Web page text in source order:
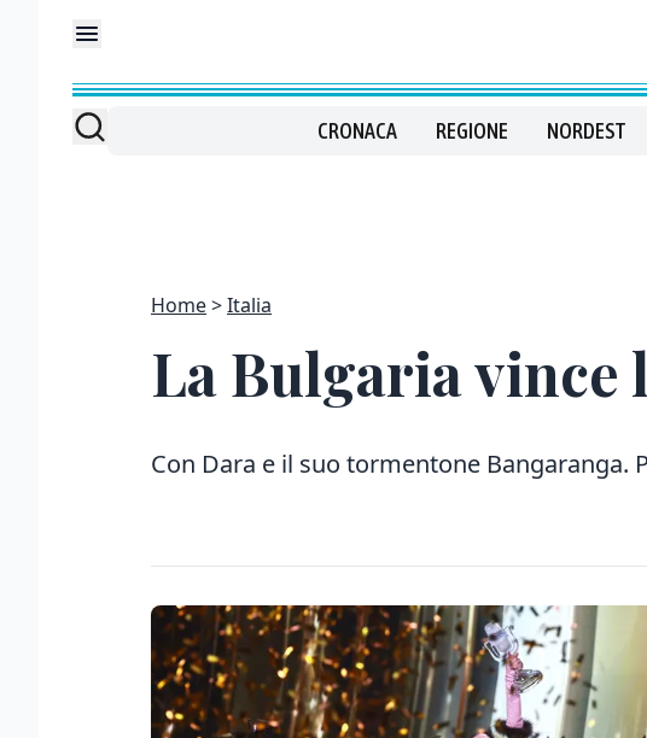
CRONACA REGIONE NORDEST
Home Italia
La Bulgaria vince
Con Dara e il suo tormentone Bangaranga.